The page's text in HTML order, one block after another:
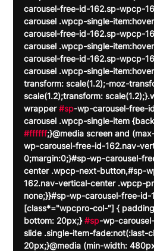
carousel-free-id-162.sp-wpcp-
carousel .wpcp-single-
carousel-free-id-162.sp-wpcp-
carousel .wpcp-single-
carousel-free-id-162.sp-wpcp-
carousel .wpcp-single-
transform: scale(1.2);-moz-
scale(1.2);transform:
wrapper #sp-wp-carousel-free-
carousel .wpcp-single-item
#ffffff;}@media screen and
wp-carousel-free-id-162.nav-
0;margin:0;}#sp-wp-carousel-
center .wpcp-next-button,#sp-
162.nav-vertical-center .wpcp-
none;}}#sp-wp-carousel-free-
[class*="wpcpro-col-"] {
bottom: 20px;} #sp-wp-
slide .single-item-fade:not(:last-
20px;}@media (min-width: